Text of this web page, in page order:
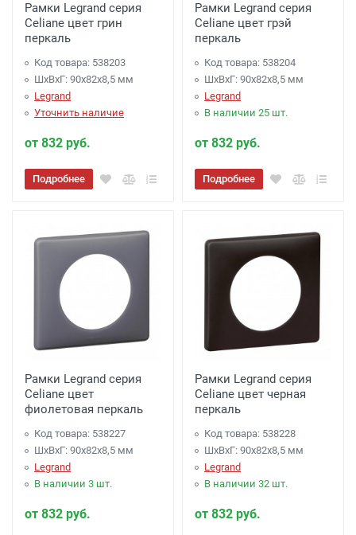
Рамки Legrand серия
Celiane цвет грин
перкаль
Код товара: 538203
ШхВхГ: 90x82x8,5 мм
Legrand
Уточнить наличие
от 832 руб.
Подробнее
Рамки Legrand серия
Celiane цвет грэй
перкаль
Код товара: 538204
ШхВхГ: 90x82x8,5 мм
Legrand
В наличии 25 шт.
от 832 руб.
Подробнее
Рамки Legrand серия
Celiane цвет
фиолетовая перкаль
Код товара: 538227
ШхВхГ: 90x82x8,5 мм
Legrand
В наличии 3 шт.
от 832 руб.
Рамки Legrand серия
Celiane цвет черная
перкаль
Код товара: 538228
ШхВхГ: 90x82x8,5 мм
Legrand
В наличии 32 шт.
от 832 руб.